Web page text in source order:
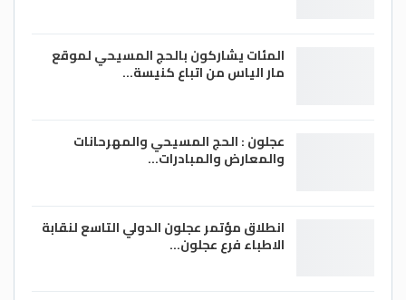
المئات يشاركون بالحج المسيحي لموقع
مار الياس من اتباع كنيسة…
عجلون : الحج المسيحي والمهرحانات
والمعارض والمبادرات…
انطلاق مؤتمر عجلون الدولي التاسع لنقابة
الاطباء فرع عجلون…